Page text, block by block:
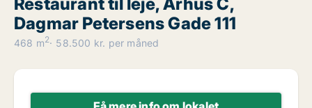
Dagmar Petersens Gade 111
468 m2 58.500 kr. per måned